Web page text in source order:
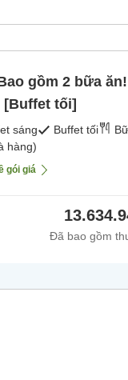
gồm 2 bữa
[Buffet tối]
sáng Buffet tối
hàng)
gói giá
Đã bao gồm